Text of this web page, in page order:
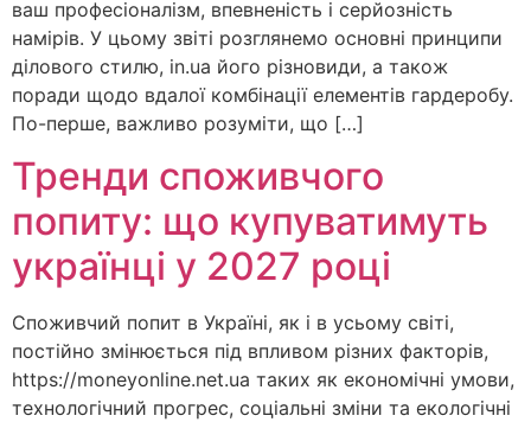
ваш професіоналізм, впевненість і серйозність
намірів. У цьому звіті розглянемо основні принципи
ділового стилю, in.ua його різновиди, а також
поради щодо вдалої комбінації елементів гардеробу.
По-перше, важливо розуміти, що […]
Тренди споживчого
попиту: що купуватимуть
українці у 2027 році
Споживчий попит в Україні, як і в усьому світі,
постійно змінюється під впливом різних факторів,
https://moneyonline.net.ua таких як економічні умови,
технологічний прогрес, соціальні зміни та екологічні